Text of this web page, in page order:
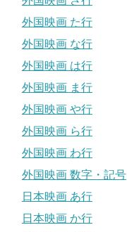
外国映画 た行
外国映画 な行
外国映画 は行
外国映画 ま行
外国映画 や行
外国映画 ら行
外国映画 わ行
外国映画 数字・記号
日本映画 あ行
日本映画 か行